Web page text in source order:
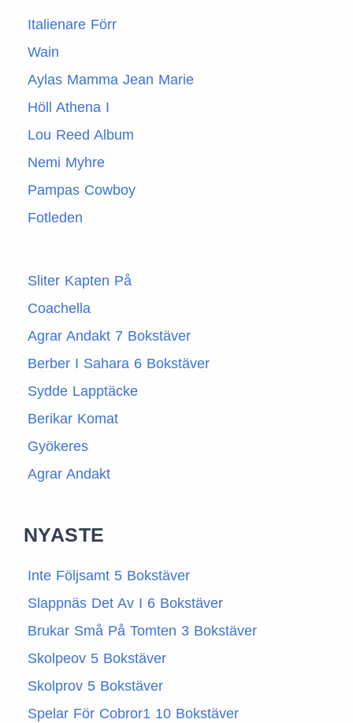
Italienare Förr
Wain
Aylas Mamma Jean Marie
Höll Athena I
Lou Reed Album
Nemi Myhre
Pampas Cowboy
Fotleden
Sliter Kapten På
Coachella
Agrar Andakt 7 Bokstäver
Berber I Sahara 6 Bokstäver
Sydde Lapptäcke
Berikar Komat
Gyökeres
Agrar Andakt
NYASTE
Inte Följsamt 5 Bokstäver
Slappnäs Det Av I 6 Bokstäver
Brukar Små På Tomten 3 Bokstäver
Skolpeov 5 Bokstäver
Skolprov 5 Bokstäver
Spelar För Cobror1 10 Bokstäver